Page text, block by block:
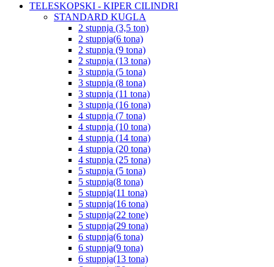
TELESKOPSKI - KIPER CILINDRI
STANDARD KUGLA
2 stupnja (3,5 ton)
2 stupnja(6 tona)
2 stupnja (9 tona)
2 stupnja (13 tona)
3 stupnja (5 tona)
3 stupnja (8 tona)
3 stupnja (11 tona)
3 stupnja (16 tona)
4 stupnja (7 tona)
4 stupnja (10 tona)
4 stupnja (14 tona)
4 stupnja (20 tona)
4 stupnja (25 tona)
5 stupnja (5 tona)
5 stupnja(8 tona)
5 stupnja(11 tona)
5 stupnja(16 tona)
5 stupnja(22 tone)
5 stupnja(29 tona)
6 stupnja(6 tona)
6 stupnja(9 tona)
6 stupnja(13 tona)